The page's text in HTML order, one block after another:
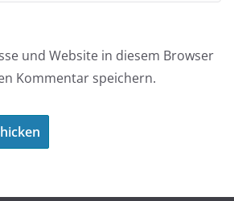
und Website in diesem Browser
Kommentar speichern.